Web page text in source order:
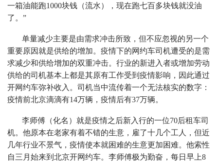
一箱油能跑1000块钱（流水），现在跑七百多块钱就没油
了。”
单量减少主要是由需求冲击所致，但不应忽视的另一个
重要原因就是供给的增加。疫情下的网约车司机遭受的是需
求减少和供给增加的双重冲击。行业的新进入者或增加劳动
供给的司机基本上都是其原有工作受到疫情影响，因此通过
开网约车弥补收入。司机当中流传着一个无法核实的数字：
疫情前北京滴滴有14万辆，疫情后有37万辆。
李师傅（化名）就是疫情之后新入行的一位70后租车司
机。他原本在老家有着不错的生意，雇了十几个工人，但近
几年行业不景气，疫情使本就困难的生意更加困难。他索性
自三月始来到北京开网约车。李师傅极为勤奋，每日早上8